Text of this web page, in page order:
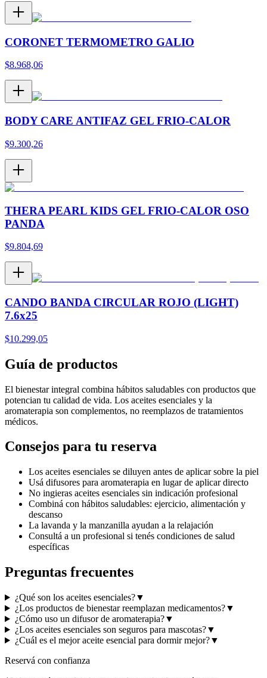
CORONET TERMOMETRO GALIO
$8.968,06
BODY CARE ANTIFAZ GEL FRIO-CALOR
$9.300,26
THERA PEARL KIDS GEL FRIO-CALOR OSO
PANDA
$9.804,69
CANDO BANDA CIRCULAR ROJO (LIGHT)
7.6x25
$10.299,05
Guía de productos
El bienestar integral combina hábitos saludables con productos que
potencian tu calidad de vida. Los aceites esenciales y la
aromaterapia son complementos, no reemplazos de tratamientos
médicos.
Consejos para tu reserva
Los aceites esenciales se diluyen antes de aplicar sobre la piel
Usá difusores para aromaterapia en lugar de aplicar directo
No ingieras aceites esenciales sin indicación profesional
Combiná con hábitos saludables: ejercicio, alimentación y
descanso
La lavanda y la manzanilla ayudan a la relajación
Consultá a un profesional si tenés condiciones de salud
específicas
Preguntas frecuentes
¿Qué son los aceites esenciales?▼
¿Los productos de bienestar reemplazan medicamentos?▼
¿Cómo uso un difusor de aromaterapia?▼
¿Los aceites esenciales son seguros para mascotas?▼
¿Cuál es el mejor aceite esencial para dormir mejor?▼
Reservá con confianza